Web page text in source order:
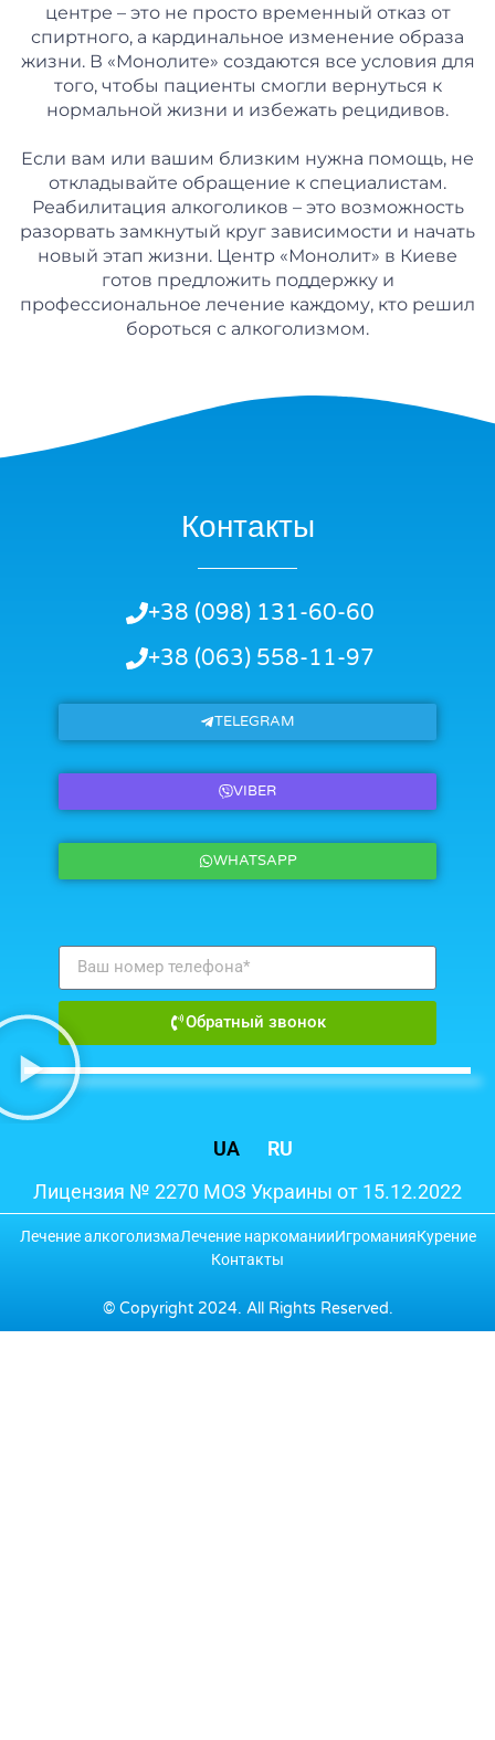
центре – это не просто временный отказ от
спиртного, а кардинальное изменение образа
жизни. В «Монолите» создаются все условия для
того, чтобы пациенты смогли вернуться к
нормальной жизни и избежать рецидивов.
Если вам или вашим близким нужна помощь, не
откладывайте обращение к специалистам.
Реабилитация алкоголиков – это возможность
разорвать замкнутый круг зависимости и начать
новый этап жизни. Центр «Монолит» в Киеве
готов предложить поддержку и
профессиональное лечение каждому, кто решил
бороться с алкоголизмом.
Контакты
+38 (098) 131-60-60
+38 (063) 558-11-97
TELEGRAM
VIBER
WHATSAPP
Обратный звонок
Лицензия № 2270 МОЗ Украины от 15.12.2022
UA RU
© Copyright 2024. All Rights Reserved.
Лечение алкоголизмаЛечение наркоманииИгроманияКурение
Контакты